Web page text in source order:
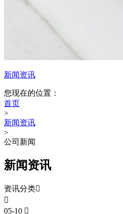
新闻资讯
您现在的位置：
首页
>
新闻资讯
>
公司新闻
新闻资讯
资讯分类

05-10 